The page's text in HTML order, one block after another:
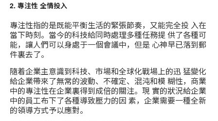
2. 專注性 全情投入
專注性指的是既能平衡生活的緊張節奏，又能完全投 入在
當下時刻。當今的科技給同時處理多種任務提 供了各種可
能，讓人們可以身處于一個會議中，但是 心神早已落到郵
件裏去了。
隨着企業主意識到科技、市場和全球化戰場上的迅 猛變化
給企業帶來了無常的波動、不確定、混沌和模 糊性，商業
中的專注性在企業裏得到成倍的關注。現 實的狀況給企業
中的員工布下了各種導致壓力的因 素，企業需要一種全新
的領導方式予以應對。